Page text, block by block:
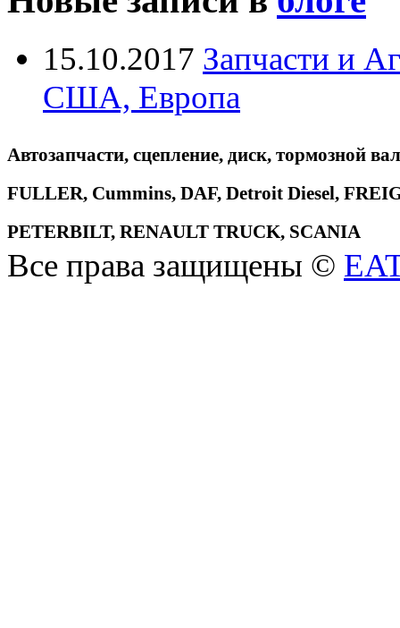
15.10.2017 Запчасти и
США, Европа
Автозапчасти, сцепление, диск, тормозной
FULLER, Cummins, DAF, Detroit Diesel,
PETERBILT, RENAULT TRUCK, SCANIA
Все права защищены ©